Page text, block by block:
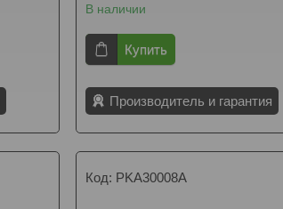
В наличии
Купить
Производитель и гарантия
PKA30008A